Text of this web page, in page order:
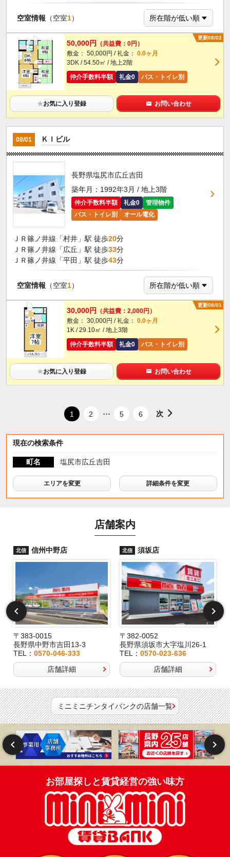
空室情報 （空室1）
更新08/02
50,000円
（共益費：0円）
敷金： 50,000円 / 礼金： 0.0ヶ月
3DK / 54.50㎡ / 地上2階
仲介手数料半額
礼金0 バス・トイレ別
★お気に入り登録 お問い合わせ
08/01 ＫＩビル
長野県塩尻市広丘吉田
築年月：1992年3月 / 地上3階
仲介手数料半額 礼金0
管理物件
バス・トイレ別
オール電化
ＪＲ篠ノ井線「村井」駅 徒歩20分
ＪＲ篠ノ井線「広丘」駅 徒歩33分
ＪＲ篠ノ井線「平田」駅 徒歩43分
空室情報 （空室1）
更新08/01
30,000円
（共益費：2,000円）
敷金： 30,000円 / 礼金： 0.0ヶ月
1K / 29.10㎡ / 地上3階
仲介手数料半額
礼金0 バス・トイレ別
★お気に入り登録 お問い合わせ
1 2 ... 5 6 次
現在の検索条件
町名 塩尻市広丘吉田
エリアを変更 詳細条件を変更
店舗案内
北信 信州中野店
〒383-0015
長野県中野市吉田13-3
TEL： 0570-046-333
店舗詳細
北信 須坂店
〒382-0052
長野県須坂市大字塩川26-1
TEL：0570-023-636
店舗詳細
ミニミニチンタイバンクの店舗一覧
お部屋探しと賃貸経営の強い味方